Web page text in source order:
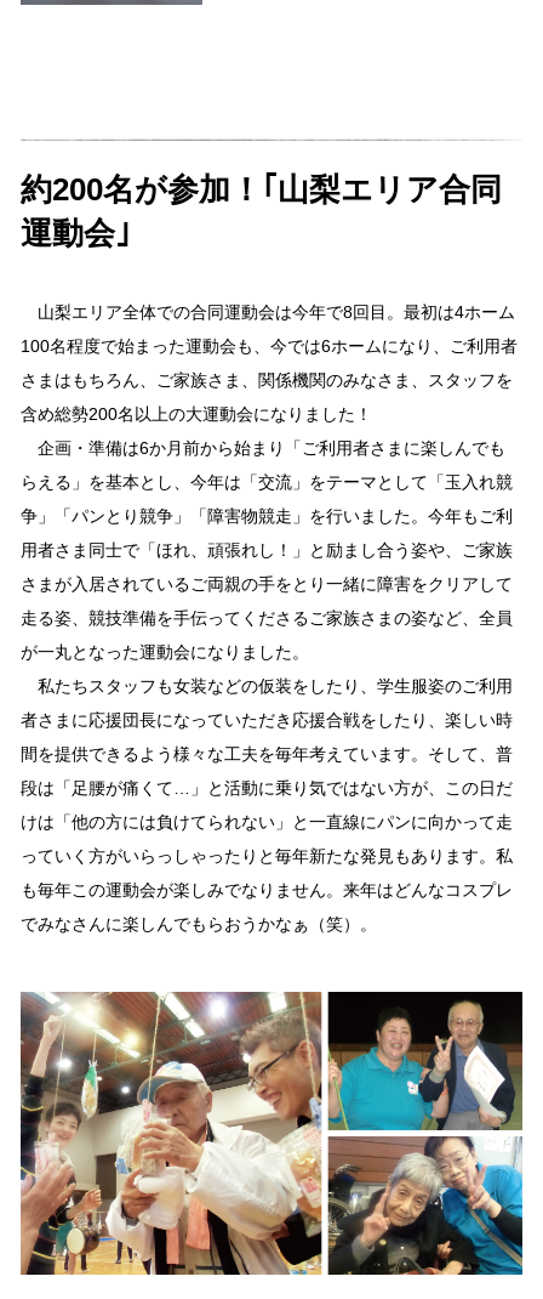
約200名が参加！｢山梨エリア合同
運動会｣
山梨エリア全体での合同運動会は今年で8回目。最初は4ホーム
100名程度で始まった運動会も、今では6ホームになり、ご利用者
さまはもちろん、ご家族さま、関係機関のみなさま、スタッフを
含め総勢200名以上の大運動会になりました！
企画・準備は6か月前から始まり「ご利用者さまに楽しんでも
らえる」を基本とし、今年は「交流」をテーマとして「玉入れ競
争」「パンとり競争」「障害物競走」を行いました。今年もご利
用者さま同士で「ほれ、頑張れし！」と励まし合う姿や、ご家族
さまが入居されているご両親の手をとり一緒に障害をクリアして
走る姿、競技準備を手伝ってくださるご家族さまの姿など、全員
が一丸となった運動会になりました。
私たちスタッフも女装などの仮装をしたり、学生服姿のご利用
者さまに応援団長になっていただき応援合戦をしたり、楽しい時
間を提供できるよう様々な工夫を毎年考えています。そして、普
段は「足腰が痛くて…」と活動に乗り気ではない方が、この日だ
けは「他の方には負けてられない」と一直線にパンに向かって走
っていく方がいらっしゃったりと毎年新たな発見もあります。私
も毎年この運動会が楽しみでなりません。来年はどんなコスプレ
でみなさんに楽しんでもらおうかなぁ（笑）。